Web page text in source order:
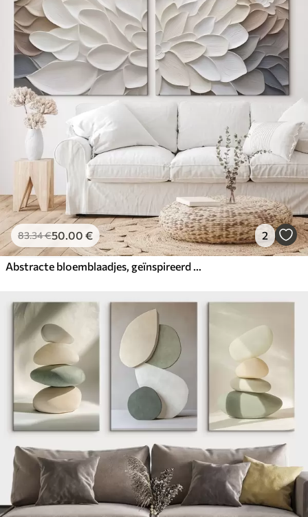
83.34€50.00 € 2
Abstracte bloemblaadjes, geïnspireerd op de schilderkunst